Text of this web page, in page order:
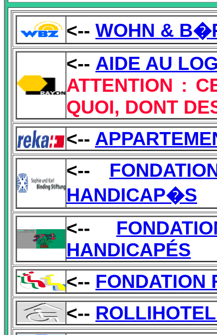
<-- WOHN &
<-- AIDE AU
ATTENTION :
QUOI, DONT
<--
<--
HANDICAP�S
<--
HANDICAPÉS
<-- FONDATION
<--